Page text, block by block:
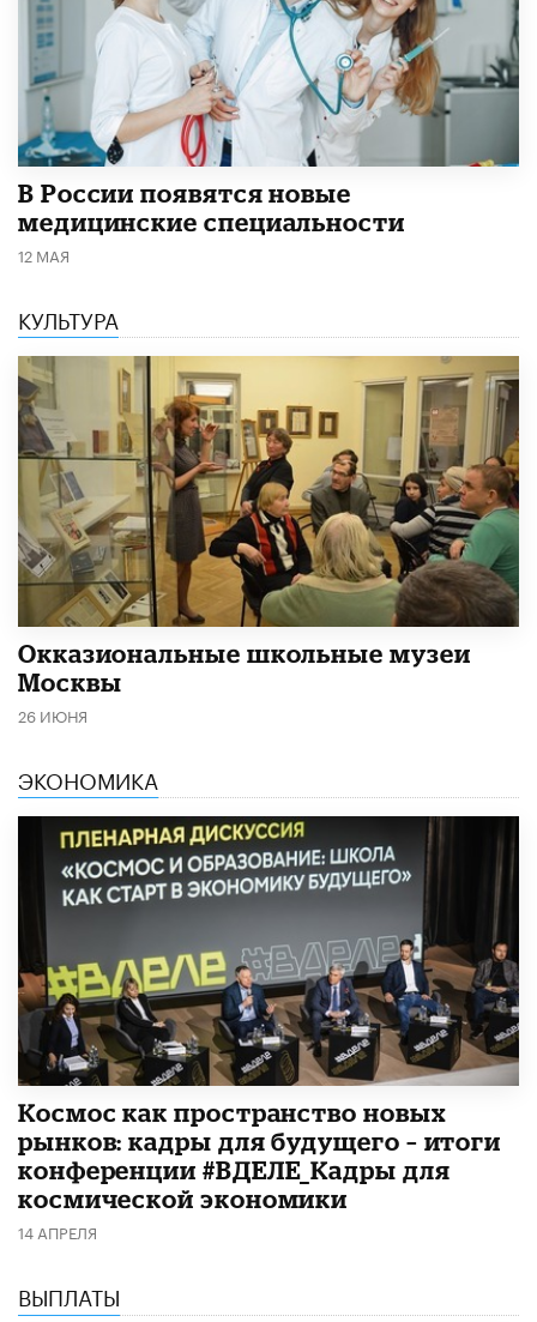
В России появятся новые
медицинские специальности
12 МАЯ
КУЛЬТУРА
​Окказиональные школьные музеи
Москвы
26 ИЮНЯ
ЭКОНОМИКА
Космос как пространство новых
рынков: кадры для будущего – итоги
конференции #ВДЕЛЕ_Кадры для
космической экономики
14 АПРЕЛЯ
ВЫПЛАТЫ